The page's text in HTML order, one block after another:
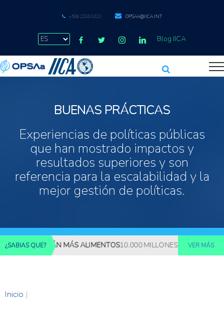
+506 2216 0222 OPSAA@IICA.INT
Blog IICA
BUENAS PRÁCTICAS
Experiencias de políticas públicas
que han mostrado impactos y
resultados superiores y son
referencia para la escalabilidad y la
mejor gestión de políticas.
¿SABIAS QUE?MÁS ALIMENTOS10.000 MILLONES DE PERSONAS
VER MÁS
Inicio |